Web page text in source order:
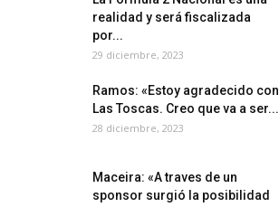
realidad y será fiscalizada
por...
29 diciembre, 2023
Ramos: «Estoy agradecido con
Las Toscas. Creo que va a ser...
28 diciembre, 2023
Maceira: «A traves de un
sponsor surgió la posibilidad